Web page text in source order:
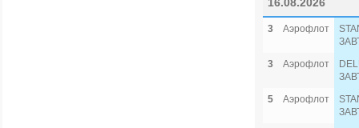
3 Аэрофлот
3
Аэрофлот
5
Аэрофлот